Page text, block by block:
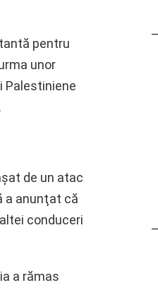
pentru
unor
Palestiniene
de un atac
a anunţat că
conduceri
a rămas